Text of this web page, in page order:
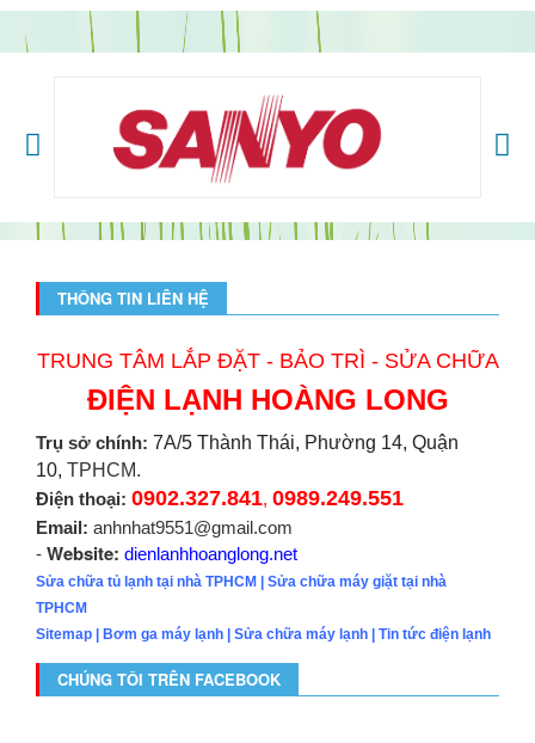
THÔNG TIN LIÊN HỆ
TRUNG TÂM LẮP ĐẶT - BẢO TRÌ - SỬA CHỮA
ĐIỆN LẠNH HOÀNG LONG
Trụ sở chính: 7A/5 Thành Thái, Phường 14, Quận
10, TPHCM.
Điện thoại: 0902.327.841, 0989.249.551
Email: anhnhat9551@gmail.com
- Website: dienlanhhoanglong.net
Sửa chữa tủ lạnh tại nhà TPHCM | Sửa chữa máy giặt tại nhà
TPHCM
Sitemap | Bơm ga máy lạnh | Sửa chữa máy lạnh | Tin tức điện lạnh
CHÚNG TÔI TRÊN FACEBOOK